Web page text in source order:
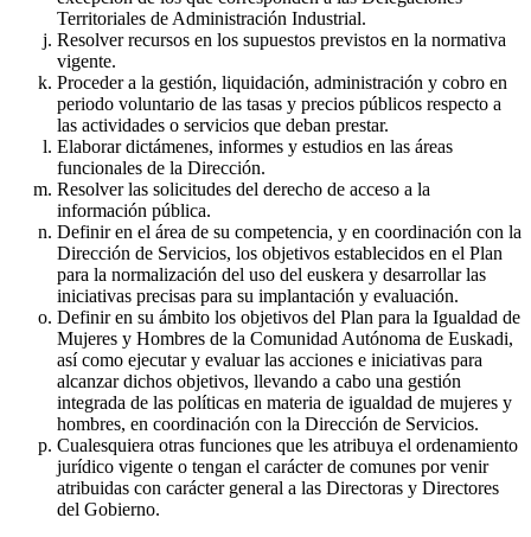
Territoriales de Administración Industrial.
Resolver recursos en los supuestos previstos en la normativa
vigente.
Proceder a la gestión, liquidación, administración y cobro en
periodo voluntario de las tasas y precios públicos respecto a
las actividades o servicios que deban prestar.
Elaborar dictámenes, informes y estudios en las áreas
funcionales de la Dirección.
Resolver las solicitudes del derecho de acceso a la
información pública.
Definir en el área de su competencia, y en coordinación con la
Dirección de Servicios, los objetivos establecidos en el Plan
para la normalización del uso del euskera y desarrollar las
iniciativas precisas para su implantación y evaluación.
Definir en su ámbito los objetivos del Plan para la Igualdad de
Mujeres y Hombres de la Comunidad Autónoma de Euskadi,
así como ejecutar y evaluar las acciones e iniciativas para
alcanzar dichos objetivos, llevando a cabo una gestión
integrada de las políticas en materia de igualdad de mujeres y
hombres, en coordinación con la Dirección de Servicios.
Cualesquiera otras funciones que les atribuya el ordenamiento
jurídico vigente o tengan el carácter de comunes por venir
atribuidas con carácter general a las Directoras y Directores
del Gobierno.